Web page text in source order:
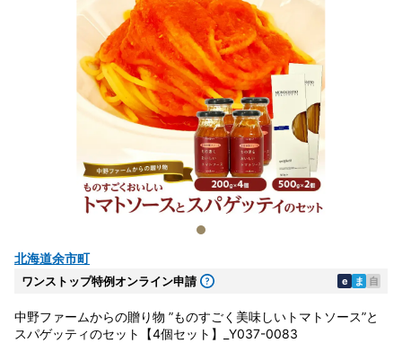
北海道余市町
ワンストップ特例オンライン申請 e ま 自
中野ファームからの贈り物 ”ものすごく美味しいトマトソース”と
スパゲッティのセット【4個セット】_Y037-0083